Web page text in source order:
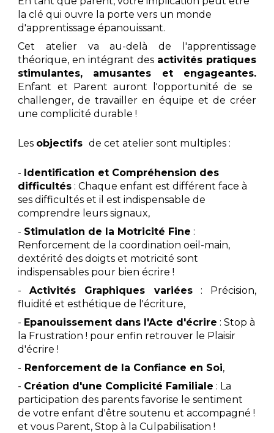
la clé qui ouvre la porte vers un monde
d'apprentissage épanouissant.
Cet atelier va au-delà de l'apprentissage
théorique, en intégrant des activités pratiques
stimulantes, amusantes et engageantes.
Enfant et Parent auront l'opportunité de se
challenger, de travailler en équipe et de créer
une complicité durable !
Les objectifs de cet atelier sont multiples :
- Identification et Compréhension des
difficultés : Chaque enfant est différent face à
ses difficultés et il est indispensable de
comprendre leurs signaux,
- Stimulation de la Motricité Fine :
Renforcement de la coordination oeil-main,
dextérité des doigts et motricité sont
indispensables pour bien écrire !
-Activités Graphiques variées: Précision,
fluidité et esthétique de l'écriture,
- Epanouissement dans l'Acte d'écrire : Stop à
la Frustration ! pour enfin retrouver le Plaisir
d'écrire !
- Renforcement de la Confiance en Soi,
- Création d'une Complicité Familiale : La
participation des parents favorise le sentiment
de votre enfant d'être soutenu et accompagné !
et vous Parent, Stop à la Culpabilisation !